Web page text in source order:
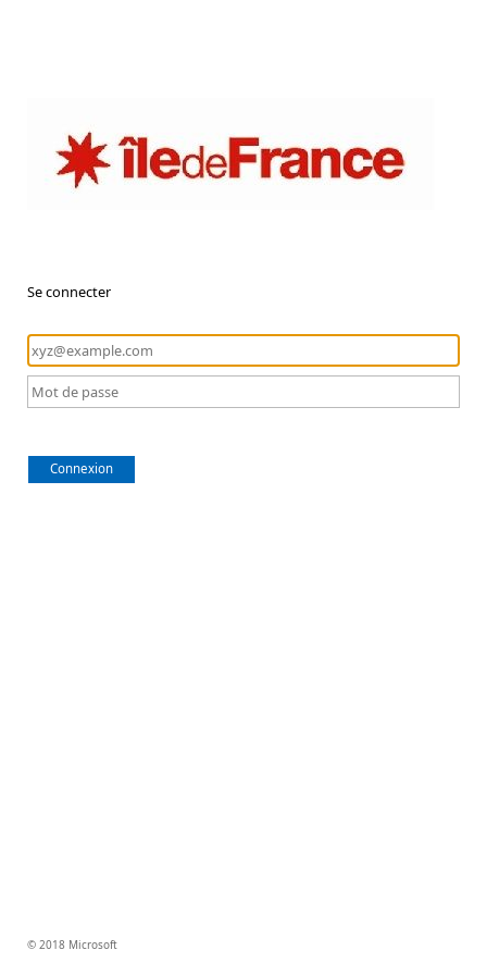
Se connecter
Connexion
© 2018 Microsoft